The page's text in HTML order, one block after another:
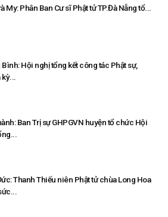
My: Phân Ban Cư sĩ Phật tử TP.Đà Nẵng tổ...
Hội nghị tổng kết công tác Phật sự,
Ban Trị sự GHPGVN huyện tổ chức Hội
Thanh Thiếu niên Phật tử chùa Long Hoa